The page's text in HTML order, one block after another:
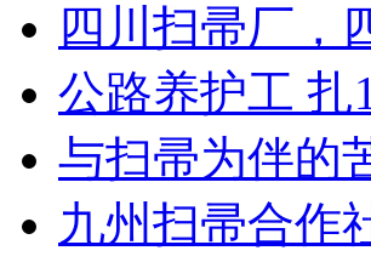
四川扫帚厂，
公路养护工 扎
与扫帚为伴的
九州扫帚合作